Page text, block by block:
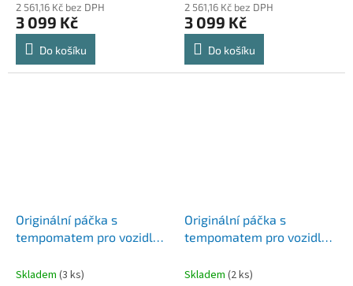
2 561,16 Kč bez DPH
3 099 Kč
Do košíku
2 561,16 Kč bez DPH
3 099 Kč
Do košíku
Originální páčka s
tempomatem pro vozidla
(15-20)
Skladem (3 ks)
Originální páčka s
tempomatem pro vozidla
T6 (15-20)
Skladem (2 ks)